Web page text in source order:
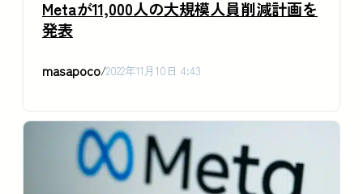
Metaが11,000人の大規模人員削減計画を
発表
masapoco/2022年11月10日 4:43